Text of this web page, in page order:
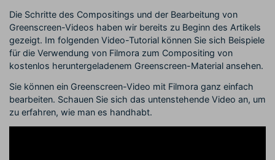
Die Schritte des Compositings und der Bearbeitung von
Greenscreen-Videos haben wir bereits zu Beginn des Artikels
gezeigt. Im folgenden Video-Tutorial können Sie sich Beispiele
für die Verwendung von Filmora zum Compositing von
kostenlos heruntergeladenem Greenscreen-Material ansehen.
Sie können ein Greenscreen-Video mit Filmora ganz einfach
bearbeiten. Schauen Sie sich das untenstehende Video an, um
zu erfahren, wie man es handhabt.